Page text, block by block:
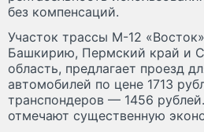
без компенсаций.
Участок трассы М-12
Башкирию, Пермский край и
область, предлагает проезд
автомобилей по цене 1713
транспондеров — 1456
отмечают существенную